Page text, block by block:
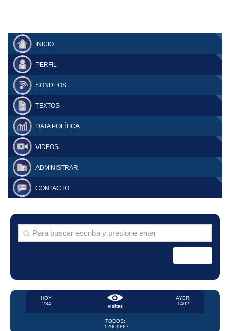
INICIO
PERFIL
SONDEOS
TEXTOS
DATA POLÍTICA
VIDEOS
ADMINISTRAR
CONTACTO
visitas
HOY:
234
AYER:
1402
TODOS:
12009887